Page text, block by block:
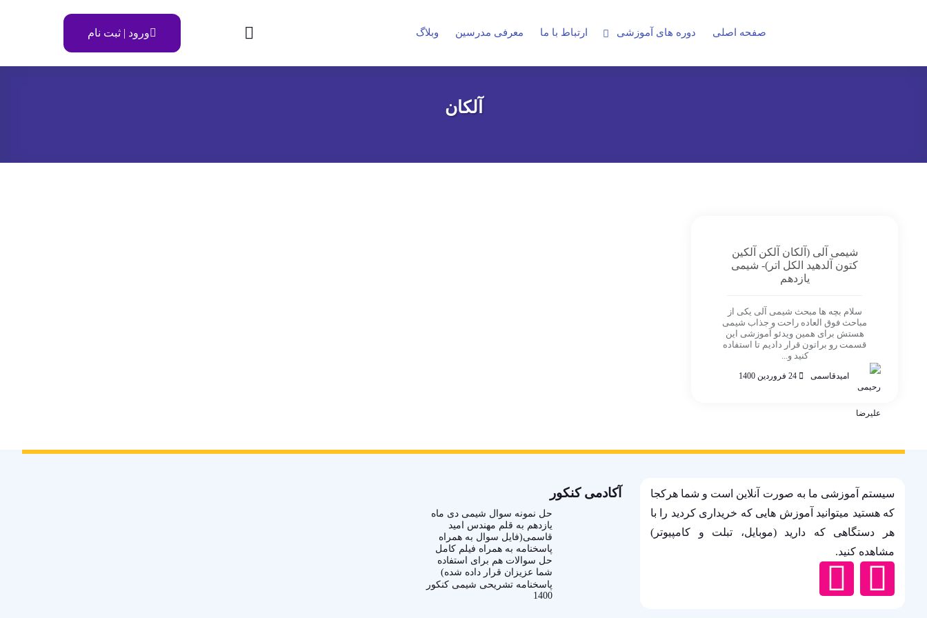
صفحه اصلی دوره های آموزشی ارتباط با ما معرفی مدرسین وبلاگ ورود | ثبت نام
آلکان
شیمی آلی (آلکان آلکن آلکین
کتون آلدهید الکل اتر)- شیمی
یازدهم
سلام بچه ها مبحث شیمی آلی یکی از
مباحث فوق العاده راحت و جذاب شیمی
هستش برای همین ویدئو آموزشی این
قسمت رو براتون قرار دادیم تا استفاده
کنید و...
امیدقاسمی
سیستم آموزشی ما به صورت آنلاین است و شما هرکجا
که هستید میتوانید آموزش هایی که خریداری کردید را با
هر دستگاهی که دارید (موبایل، تبلت و کامپیوتر)
مشاهده کنید.
آکادمی کنکور
حل نمونه سوال شیمی دی ماه
یازدهم به قلم مهندس امید
قاسمی(فایل سوال به همراه
پاسخنامه به همراه فیلم کامل
حل سوالات هم برای استفاده
شما عزیزان قرار داده شده)
پاسخنامه تشریحی شیمی کنکور
1400